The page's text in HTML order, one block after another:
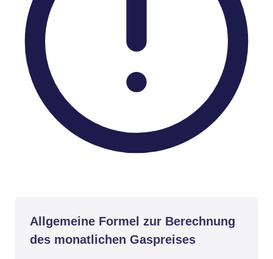
Allgemeine Formel zur Berechnung
des monatlichen Gaspreises